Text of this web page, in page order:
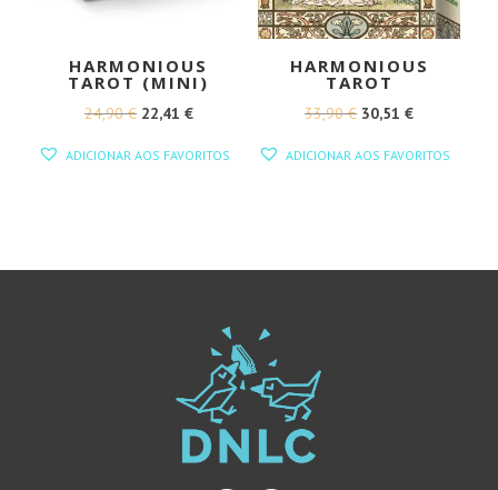
HARMONIOUS
TAROT (MINI)
24,90€ O
22,41 €O
ADICIONAR AOS FAVORITOS
HARMONIOUS
TAROT
33,90€ O
30,51 €O
ADICIONAR AOS FAVORITOS